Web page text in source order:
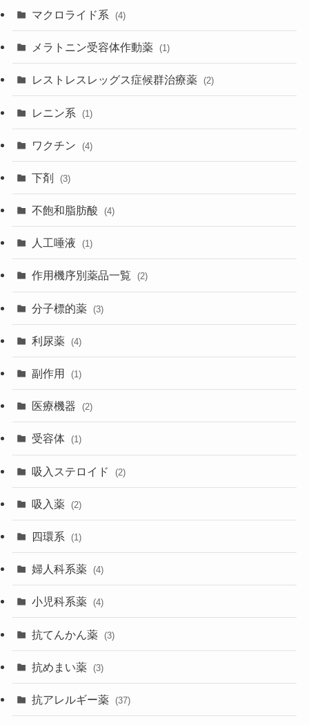
マクロライド系 (4)
メラトニン受容体作動薬 (1)
レストレスレッグス症候群治療薬 (2)
レニン系 (1)
ワクチン (4)
下剤 (3)
不飽和脂肪酸 (4)
人工唾液 (1)
作用機序別薬品一覧 (2)
分子標的薬 (3)
利尿薬 (4)
副作用 (1)
医療機器 (2)
受容体 (1)
吸入ステロイド (2)
吸入薬 (2)
四環系 (1)
婦人科系薬 (4)
小児科系薬 (4)
抗てんかん薬 (3)
抗めまい薬 (3)
抗アレルギー薬 (37)